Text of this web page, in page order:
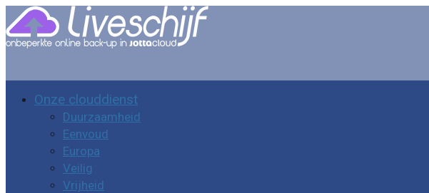
Onze clouddienst
Duurzaamheid
Eenvoud
Europa
Veilig
Vrijheid